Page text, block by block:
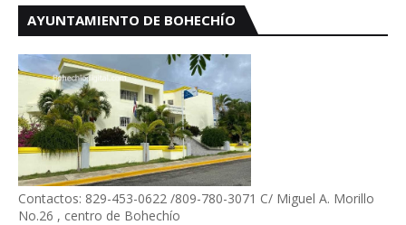
AYUNTAMIENTO DE BOHECHÍO
Contactos: 829-453-0622 /809-780-3071 C/ Miguel A. Morillo
No.26 , centro de Bohechío